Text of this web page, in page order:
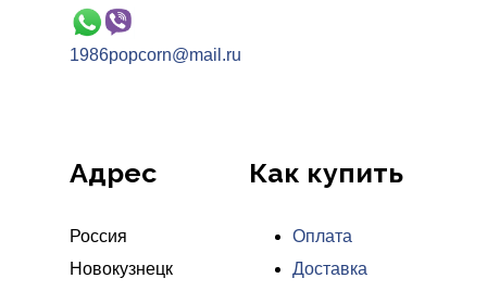
1986popcorn@mail.ru
Адрес
Россия
Новокузнецк
Как купить
Оплата
Доставка